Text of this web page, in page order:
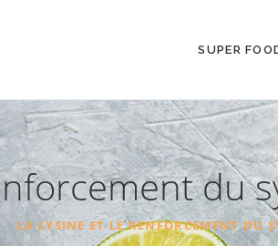
SUPER
du
LA LYSINE ET LE RENFORCEMENT DU